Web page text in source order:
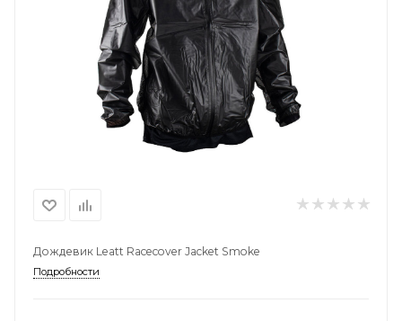
Дождевик Leatt Racecover Jacket Smoke
Подробности